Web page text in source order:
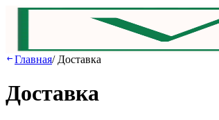
Главная/ Доставка
Доставка